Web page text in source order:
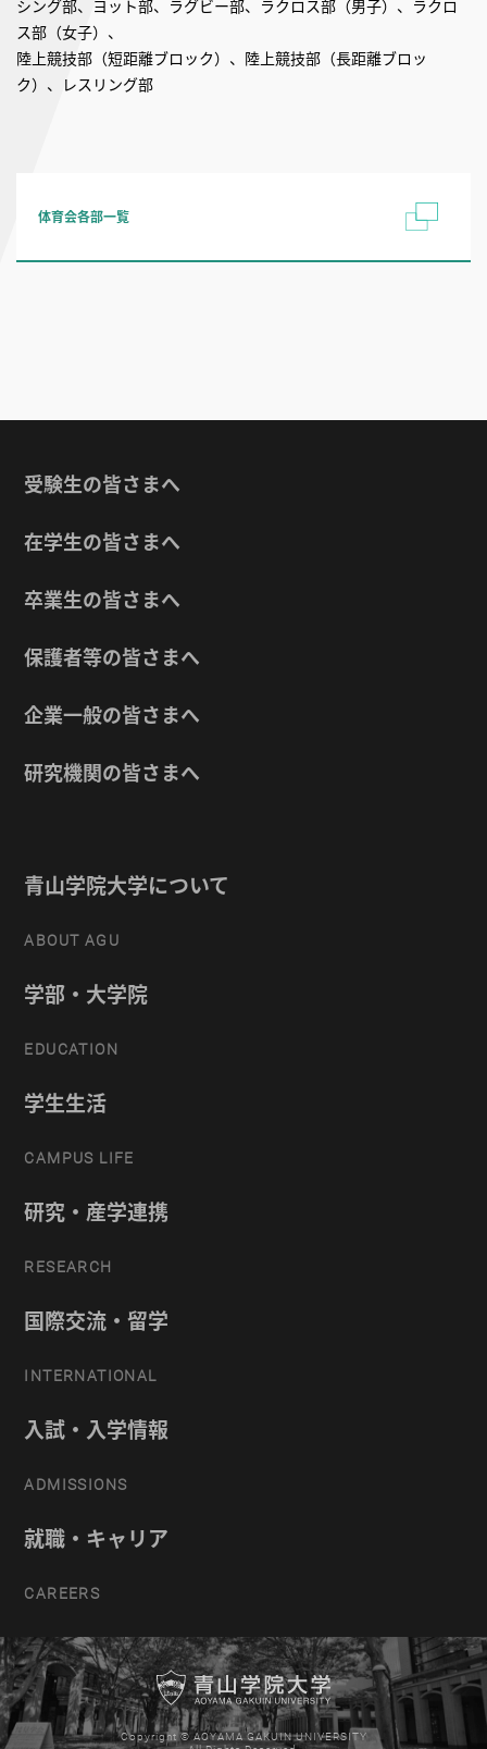
シング部、ヨット部、ラグビー部、ラクロス部（男子）、ラクロ
ス部（女子）、
陸上競技部（短距離ブロック）、陸上競技部（長距離ブロッ
ク）、レスリング部
体育会各部一覧
受験生の皆さまへ
在学生の皆さまへ
卒業生の皆さまへ
保護者等の皆さまへ
企業一般の皆さまへ
研究機関の皆さまへ
青山学院大学について
ABOUT AGU
学部・大学院
EDUCATION
学生生活
CAMPUS LIFE
研究・産学連携
RESEARCH
国際交流・留学
INTERNATIONAL
入試・入学情報
ADMISSIONS
就職・キャリア
CAREERS
Copyright © AOYAMA GAKUIN UNIVERSITY